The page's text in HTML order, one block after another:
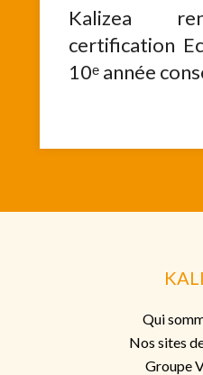
Kalizea
certification
10ᵉ année
Qui
Nos sites
Groupe